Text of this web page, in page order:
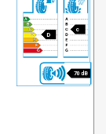
D
c
70 dB